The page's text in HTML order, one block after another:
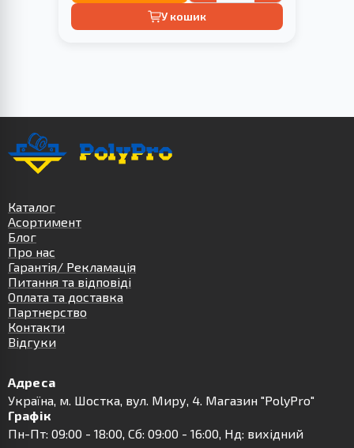
У кошик
Каталог
Асортимент
Блог
Про нас
Гарантія/ Рекламація
Питання та відповіді
Оплата та доставка
Партнерство
Контакти
Відгуки
Адреса
Українa, м. Шостка, вул. Миру, 4. Магазин "PolyPro"
Графік
Пн-Пт: 09:00 - 18:00, Сб: 09:00 - 16:00, Нд: вихідний